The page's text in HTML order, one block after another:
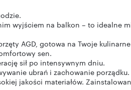
wyjściem na balkon – to idealne
AGD, gotowa na Twoje
sen.
sił po intensywnym dniu.
ubrań i zachowanie porządku.
jakości materiałów.